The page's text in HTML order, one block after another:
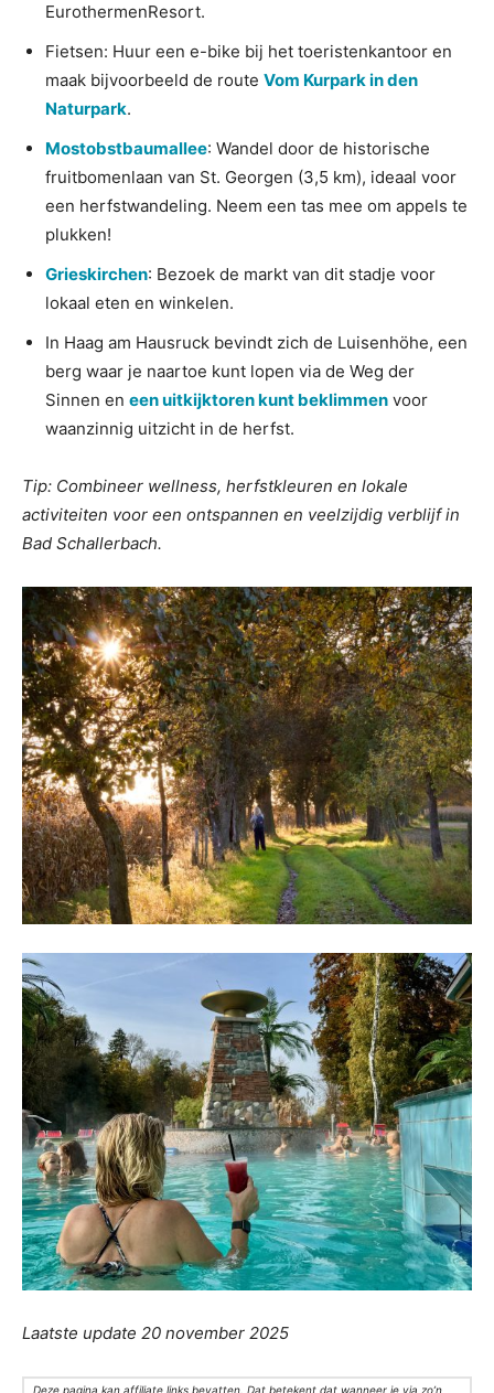
EurothermenResort.
Fietsen: Huur een e-bike bij het toeristenkantoor en
maak bijvoorbeeld de route Vom Kurpark in den
Naturpark.
Mostobstbaumallee: Wandel door de historische
fruitbomenlaan van St. Georgen (3,5 km), ideaal voor
een herfstwandeling. Neem een tas mee om appels te
plukken!
Grieskirchen: Bezoek de markt van dit stadje voor
lokaal eten en winkelen.
In Haag am Hausruck bevindt zich de Luisenhöhe, een
berg waar je naartoe kunt lopen via de Weg der
Sinnen en een uitkijktoren kunt beklimmen voor
waanzinnig uitzicht in de herfst.
Tip: Combineer wellness, herfstkleuren en lokale
activiteiten voor een ontspannen en veelzijdig verblijf in
Bad Schallerbach.
Laatste update 20 november 2025
Deze pagina kan affiliate links bevatten. Dat betekent dat wanneer je via zo’n